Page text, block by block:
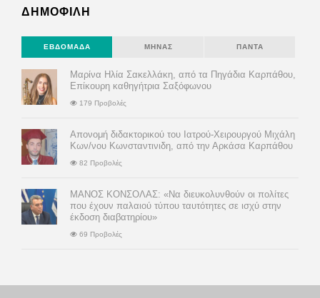
ΔΗΜΟΦΙΛΗ
ΕΒΔΟΜΆΔΑ ΜΉΝΑΣ ΠΆΝΤΑ
Μαρίνα Ηλία Σακελλάκη, από τα Πηγάδια Καρπάθου,
Επίκουρη καθηγήτρια Σαξόφωνου
179 Προβολές
Απονομή διδακτορικού του Ιατρού-Χειρουργού Μιχάλη
Κων/νου Κωνσταντινιδη, από την Αρκάσα Καρπάθου
82 Προβολές
ΜΑΝΟΣ ΚΟΝΣΟΛΑΣ: «Να διευκολυνθούν οι πολίτες
που έχουν παλαιού τύπου ταυτότητες σε ισχύ στην
έκδοση διαβατηρίου»
69 Προβολές